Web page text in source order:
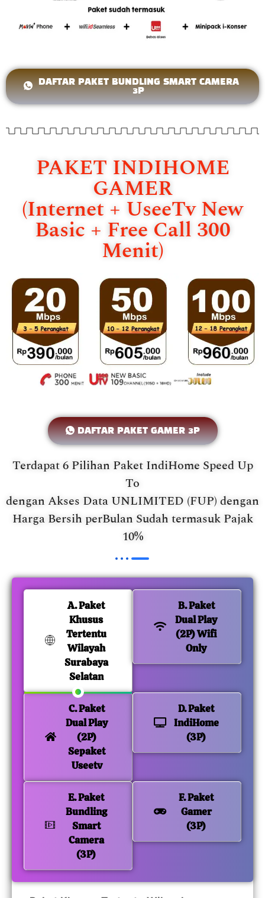
DAFTAR PAKET BUNDLING SMART CAMERA
3P
PAKET INDIHOME
GAMER
(Internet + UseeTv New
Basic + Free Call 300
Menit)
DAFTAR PAKET GAMER 3P
Terdapat 6 Pilihan Paket IndiHome Speed Up
To
dengan Akses Data UNLIMITED (FUP) dengan
Harga Bersih perBulan Sudah termasuk Pajak
10%
A. Paket
Khusus
Tertentu
Wilayah
Surabaya
Selatan
B. Paket
Dual Play
(2P) Wifi
Only
C. Paket
Dual Play
(2P)
Sepaket
Useetv
D. Paket
IndiHome
(3P)
E. Paket
Bundling
Smart
Camera
(3P)
F. Paket
Gamer
(3P)